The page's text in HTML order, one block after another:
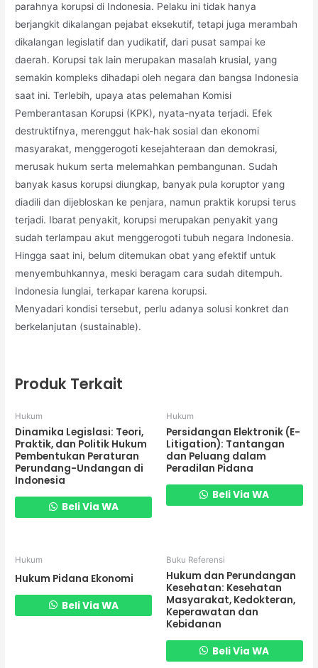
parahnya korupsi di Indonesia. Pelaku ini tidak hanya
berjangkit dikalangan pejabat eksekutif, tetapi juga merambah
dikalangan legislatif dan yudikatif, dari pusat sampai ke
daerah. Korupsi tak lain merupakan masalah krusial, yang
semakin kompleks dihadapi oleh negara dan bangsa Indonesia
saat ini. Terlebih, upaya atas pelemahan Komisi
Pemberantasan Korupsi (KPK), nyata-nyata terjadi. Efek
destruktifnya, merenggut hak-hak sosial dan ekonomi
masyarakat, menggerogoti kesejahteraan dan demokrasi,
merusak hukum serta melemahkan pembangunan. Sudah
banyak kasus korupsi diungkap, banyak pula koruptor yang
diadili dan dijebloskan ke penjara, namun praktik korupsi terus
terjadi. Ibarat penyakit, korupsi merupakan penyakit yang
sudah terlampau akut menggerogoti tubuh negara Indonesia.
Hingga saat ini, belum ditemukan obat yang efektif untuk
menyembuhkannya, meski beragam cara sudah ditempuh.
Indonesia lunglai, terkapar karena korupsi.
Menyadari kondisi tersebut, perlu adanya solusi konkret dan
berkelanjutan (sustainable).
Produk Terkait
Hukum
Dinamika Legislasi: Teori,
Praktik, dan Politik Hukum
Pembentukan Peraturan
Perundang-Undangan di
Indonesia
Beli Via WA
Hukum
Persidangan Elektronik (E-
Litigation): Tantangan
dan Peluang dalam
Peradilan Pidana
Beli Via WA
Hukum
Hukum Pidana Ekonomi
Beli Via WA
Buku Referensi
Hukum dan Perundangan
Kesehatan: Kesehatan
Masyarakat, Kedokteran,
Keperawatan dan
Kebidanan
Beli Via WA